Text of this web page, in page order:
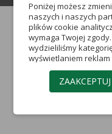
Poniżej możesz
naszych i naszych
plików cookie
wymaga Twojej
wydzieliliśmy
wyświetlaniem
internetowych
pozwalających na
spersonalizowaną